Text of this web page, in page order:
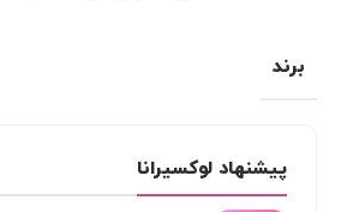
میسلار واتر و پاک کننده آرایش
برند
پیشنهاد لوکسیرانا